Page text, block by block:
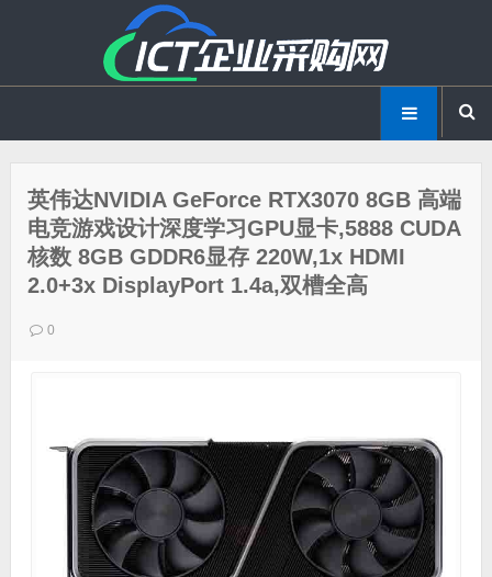
英伟达NVIDIA GeForce RTX3070 8GB 高端
电竞游戏设计深度学习GPU显卡,5888 CUDA
核数 8GB GDDR6显存 220W,1x HDMI
2.0+3x DisplayPort 1.4a,双槽全高
0